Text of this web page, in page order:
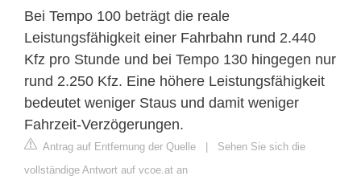
Bei Tempo 100 beträgt die reale
Leistungsfähigkeit einer Fahrbahn rund 2.440
Kfz pro Stunde und bei Tempo 130 hingegen nur
rund 2.250 Kfz. Eine höhere Leistungsfähigkeit
bedeutet weniger Staus und damit weniger
Fahrzeit-Verzögerungen.
Antrag auf Entfernung der Quelle
Sehen Sie sich die
vollständige Antwort auf vcoe.at an